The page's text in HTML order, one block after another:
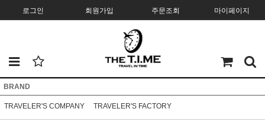
로그인 회원가입 주문조회 마이페이지
BRAND
TRAVELER'S COMPANY TRAVELER'S FACTORY